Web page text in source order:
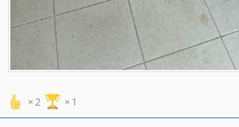
2 1